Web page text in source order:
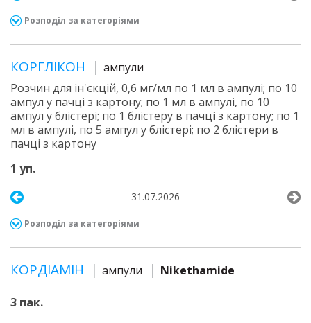
Розподіл за категоріями
КОРГЛІКОН
ампули
Розчин для ін'єкцій, 0,6 мг/мл по 1 мл в ампулі; по 10
ампул у пачці з картону; по 1 мл в ампулі, по 10
ампул у блістері; по 1 блістеру в пачці з картону; по 1
мл в ампулі, по 5 ампул у блістері; по 2 блістери в
пачці з картону
1 уп.
31.07.2026
Розподіл за категоріями
КОРДІАМІН ампули Nikethamide
3 пак.